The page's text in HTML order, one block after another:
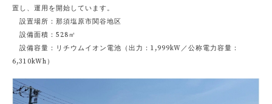
置し、運用を開始しています。
設置場所：那須塩原市関谷地区
設備面積：528㎡
設備容量：リチウムイオン電池（出力：1,999kW／公称電力容量：
6,310kWh）